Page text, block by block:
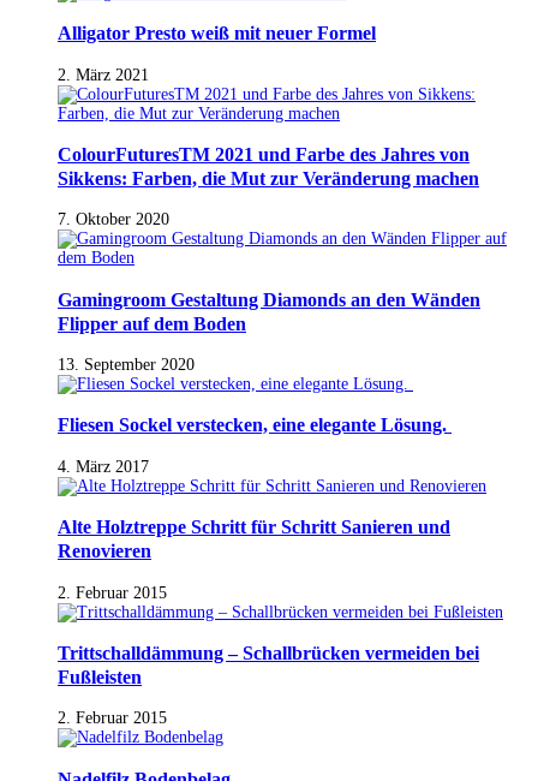
Alligator Presto weiß mit neuer Formel
2. März 2021
ColourFuturesTM 2021 und Farbe des Jahres von
Sikkens: Farben, die Mut zur Veränderung machen
7. Oktober 2020
Gamingroom Gestaltung Diamonds an den Wänden
Flipper auf dem Boden
13. September 2020
Fliesen Sockel verstecken, eine elegante Lösung.
4. März 2017
Alte Holztreppe Schritt für Schritt Sanieren und
Renovieren
2. Februar 2015
Trittschalldämmung – Schallbrücken vermeiden bei
Fußleisten
2. Februar 2015